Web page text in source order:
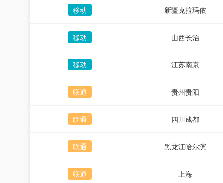
移动 新疆克拉玛依
移动 山西长治
移动 江苏南京
联通 贵州贵阳
联通 四川成都
联通 黑龙江哈尔滨
联通 上海